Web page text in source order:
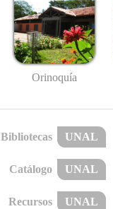
Orinoquía
Bibliotecas UNAL
Catálogo UNAL
Recursos UNAL